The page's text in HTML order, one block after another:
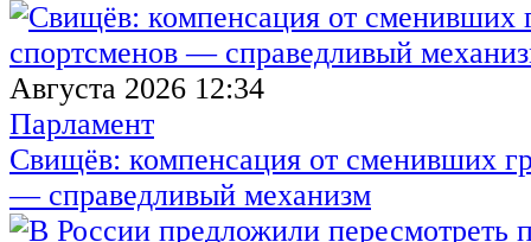
Августа 2026 12:34
Парламент
Свищёв: компенсация от сменивших
— справедливый механизм